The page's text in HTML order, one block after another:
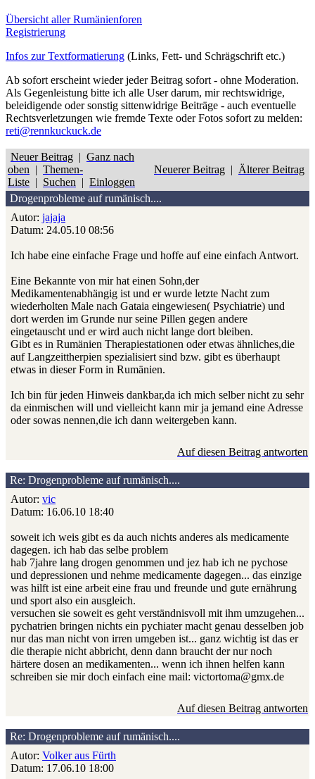
Übersicht aller Rumänienforen
Registrierung
Infos zur Textformatierung (Links, Fett- und Schrägschrift etc.)
Ab sofort erscheint wieder jeder Beitrag sofort - ohne Moderation.
Als Gegenleistung bitte ich alle User darum, mir rechtswidrige,
beleidigende oder sonstig sittenwidrige Beiträge - auch eventuelle
Rechtsverletzungen wie fremde Texte oder Fotos sofort zu melden:
reti@rennkuckuck.de
Neuer Beitrag | Ganz nach
oben | Themen-
Liste | Suchen | Einloggen
Neuerer Beitrag | Älterer Beitrag
Drogenprobleme auf rumänisch....
Autor: jajaja
Datum: 24.05.10 08:56
Ich habe eine einfache Frage und hoffe auf eine einfach Antwort.
Eine Bekannte von mir hat einen Sohn,der
Medikamentenabhängig ist und er wurde letzte Nacht zum
wiederholten Male nach Gataia eingewiesen( Psychiatrie) und
dort werden im Grunde nur seine Pillen gegen andere
eingetauscht und er wird auch nicht lange dort bleiben.
Gibt es in Rumänien Therapiestationen oder etwas ähnliches,die
auf Langzeittherpien spezialisiert sind bzw. gibt es überhaupt
etwas in dieser Form in Rumänien.
Ich bin für jeden Hinweis dankbar,da ich mich selber nicht zu sehr
da einmischen will und vielleicht kann mir ja jemand eine Adresse
oder sowas nennen,die ich dann weitergeben kann.
Auf diesen Beitrag antworten
Re: Drogenprobleme auf rumänisch....
Autor: vic
Datum: 16.06.10 18:40
soweit ich weis gibt es da auch nichts anderes als medicamente
dagegen. ich hab das selbe problem
hab 7jahre lang drogen genommen und jez hab ich ne pychose
und depressionen und nehme medicamente dagegen... das einzige
was hilft ist eine arbeit eine frau und freunde und gute ernährung
und sport also ein ausgleich.
versuchen sie soweit es geht verständnisvoll mit ihm umzugehen...
pychatrien bringen nichts ein pychiater macht genau desselben job
nur das man nicht von irren umgeben ist... ganz wichtig ist das er
die therapie nicht abbricht, denn dann braucht der nur noch
härtere dosen an medikamenten... wenn ich ihnen helfen kann
schreiben sie mir doch einfach eine mail: victortoma@gmx.de
Auf diesen Beitrag antworten
Re: Drogenprobleme auf rumänisch....
Autor: Volker aus Fürth
Datum: 17.06.10 18:00